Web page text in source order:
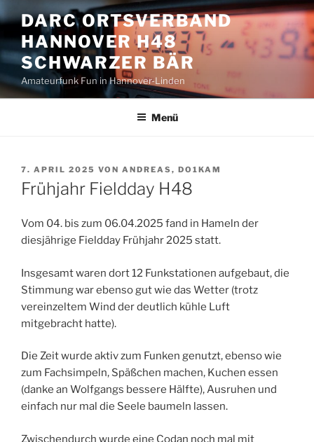
Inhalt
springen
DARC ORTSVERBAND
HANNOVER H48
SCHWARZER BÄR
Amateurfunk Fun in Hannover-Linden
Menü
VERÖFFENTLICHT
AM
7. APRIL 2025 VON ANDREAS, DO1KAM
Frühjahr Fieldday H48
Vom 04. bis zum 06.04.2025 fand in Hameln der
diesjährige Fieldday Frühjahr 2025 statt.
Insgesamt waren dort 12 Funkstationen aufgebaut, die
Stimmung war ebenso gut wie das Wetter (trotz
vereinzeltem Wind der deutlich kühle Luft
mitgebracht hatte).
Die Zeit wurde aktiv zum Funken genutzt, ebenso wie
zum Fachsimpeln, Späßchen machen, Kuchen essen
(danke an Wolfgangs bessere Hälfte), Ausruhen und
einfach nur mal die Seele baumeln lassen.
Zwischendurch wurde eine Codan noch mal mit